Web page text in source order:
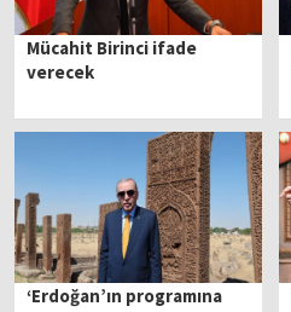
Mücahit Birinci ifade
verecek
‘Erdoğan’ın programına